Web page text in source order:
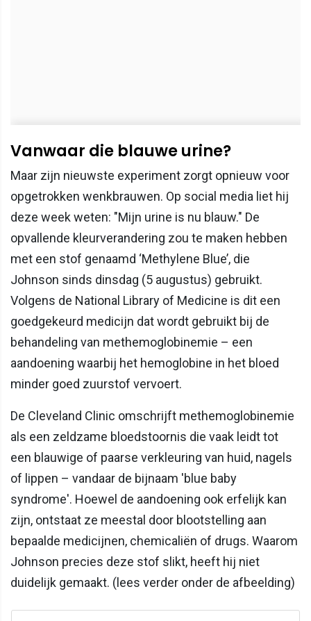
Vanwaar die blauwe urine?
Maar zijn nieuwste experiment zorgt opnieuw voor
opgetrokken wenkbrauwen. Op social media liet hij
deze week weten: "Mijn urine is nu blauw." De
opvallende kleurverandering zou te maken hebben
met een stof genaamd ‘Methylene Blue’, die
Johnson sinds dinsdag (5 augustus) gebruikt.
Volgens de National Library of Medicine is dit een
goedgekeurd medicijn dat wordt gebruikt bij de
behandeling van methemoglobinemie – een
aandoening waarbij het hemoglobine in het bloed
minder goed zuurstof vervoert.
De Cleveland Clinic omschrijft methemoglobinemie
als een zeldzame bloedstoornis die vaak leidt tot
een blauwige of paarse verkleuring van huid, nagels
of lippen – vandaar de bijnaam 'blue baby
syndrome'. Hoewel de aandoening ook erfelijk kan
zijn, ontstaat ze meestal door blootstelling aan
bepaalde medicijnen, chemicaliën of drugs. Waarom
Johnson precies deze stof slikt, heeft hij niet
duidelijk gemaakt. (lees verder onder de afbeelding)